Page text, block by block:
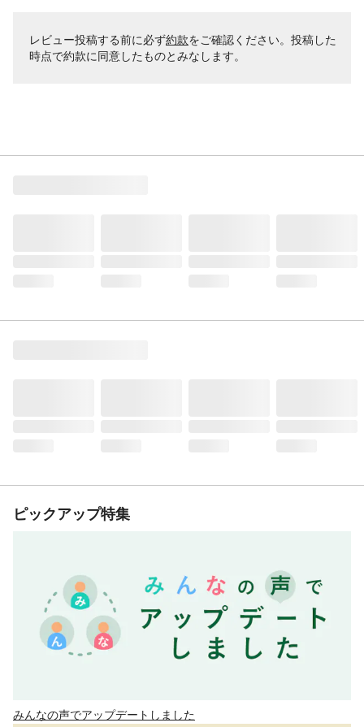
レビュー投稿する前に必ず約款をご確認ください。投稿した
時点で約款に同意したものとみなします。
ピックアップ特集
みんなの声でアップデートしました